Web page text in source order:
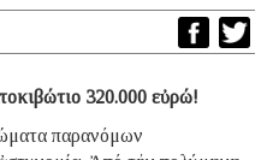
320.000 εὐρώ!
παρανόμων